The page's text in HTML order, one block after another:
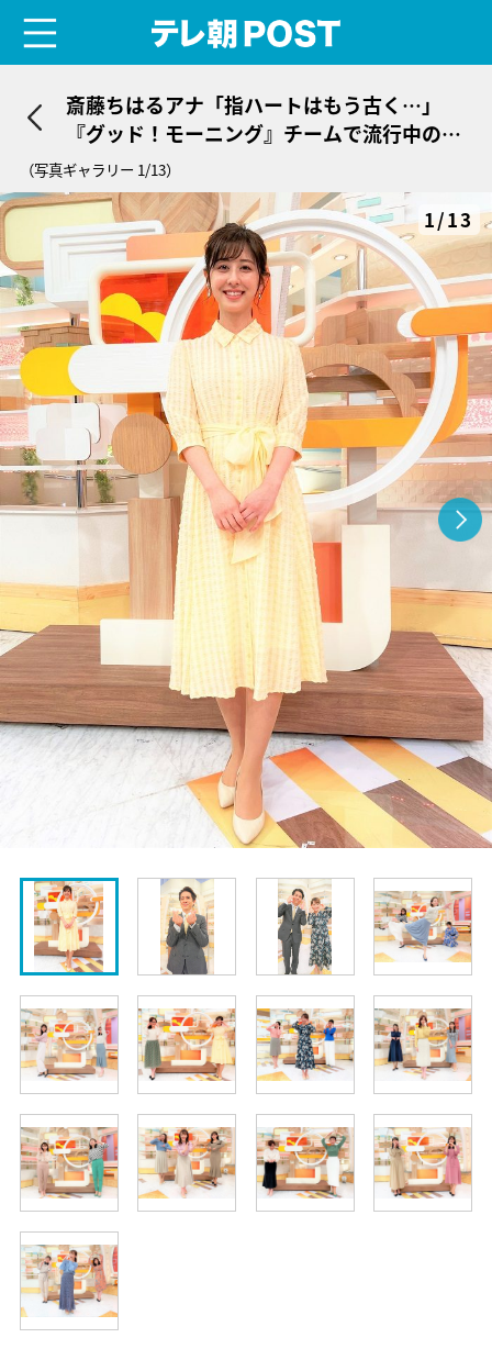
斎藤ちはるアナ「指ハートはもう古く…」
『グッド！モーニング』チームで流行中のハ
ート披露！
（写真ギャラリー 1/13）
1/13